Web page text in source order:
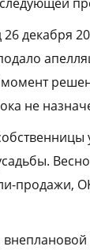
декабря
не
продажи,